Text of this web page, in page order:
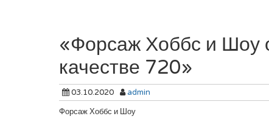
«Форсаж Хоббс и Шоу
качестве 720»
03.10.2020
admin
Форсаж Хоббс и Шоу